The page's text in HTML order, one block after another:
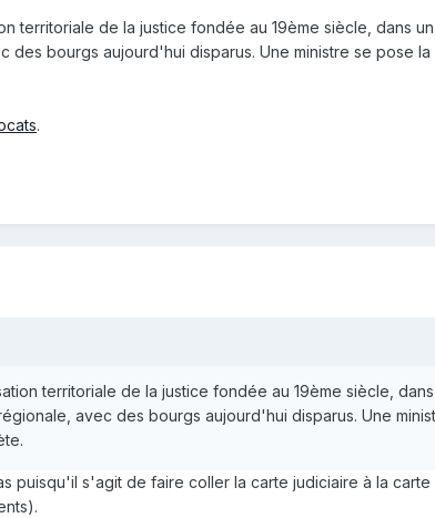
territoriale de la justice fondée au 19ème siècle, dans
des bourgs aujourd'hui disparus. Une ministre se pose
.
territoriale de la justice fondée au 19ème siècle,
avec des bourgs aujourd'hui disparus. Une
puisqu'il s'agit de faire coller la carte judiciaire à la